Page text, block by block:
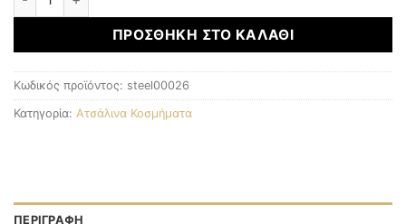
ΠΡΟΣΘΉΚΗ ΣΤΟ ΚΑΛΆΘΙ
Κωδικός προϊόντος: steel00026
Κατηγορία: Ατσάλινα Κοσμήματα
ΠΕΡΙΓΡΑΦΉ